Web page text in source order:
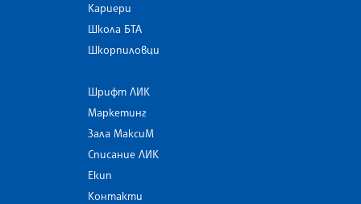
Кариери
Школа БТА
Шкорпиловци
Шрифт ЛИК
Маркетинг
Зала МаксиМ
Списание ЛИК
Екип
Контакти